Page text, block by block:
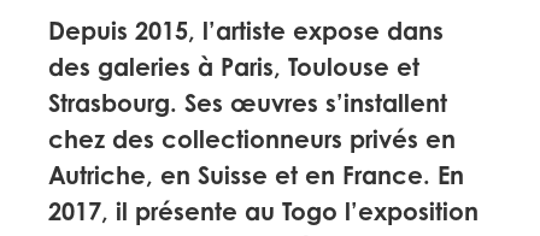
Depuis 2015, l’artiste expose dans
des galeries à Paris, Toulouse et
Strasbourg. Ses œuvres s’installent
chez des collectionneurs privés en
Autriche, en Suisse et en France. En
2017, il présente au Togo l’exposition